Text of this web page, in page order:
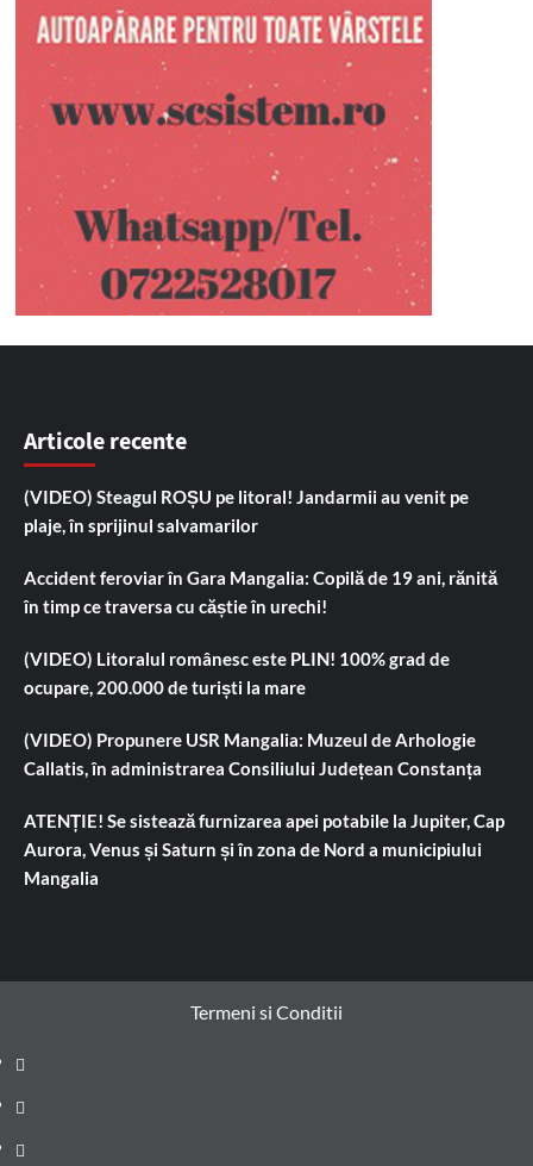
Articole recente
(VIDEO) Steagul ROȘU pe litoral! Jandarmii au venit pe
plaje, în sprijinul salvamarilor
Accident feroviar în Gara Mangalia: Copilă de 19 ani, rănită
în timp ce traversa cu căștie în urechi!
(VIDEO) Litoralul românesc este PLIN! 100% grad de
ocupare, 200.000 de turiști la mare
(VIDEO) Propunere USR Mangalia: Muzeul de Arhologie
Callatis, în administrarea Consiliului Județean Constanța
ATENȚIE! Se sistează furnizarea apei potabile la Jupiter, Cap
Aurora, Venus și Saturn și în zona de Nord a municipiului
Mangalia
Termeni si Conditii
Prima
pagină
Știri
de
Administrație